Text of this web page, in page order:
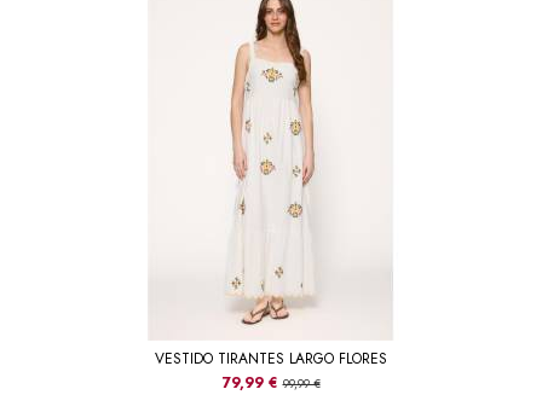
VESTIDO TIRANTES LARGO FLORES
79,99 € 99,99 €